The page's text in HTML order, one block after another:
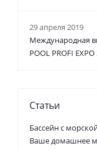
29 апреля 2019
Международная
POOL PROFI
Статьи
Бассейн с
Ваше домашнее